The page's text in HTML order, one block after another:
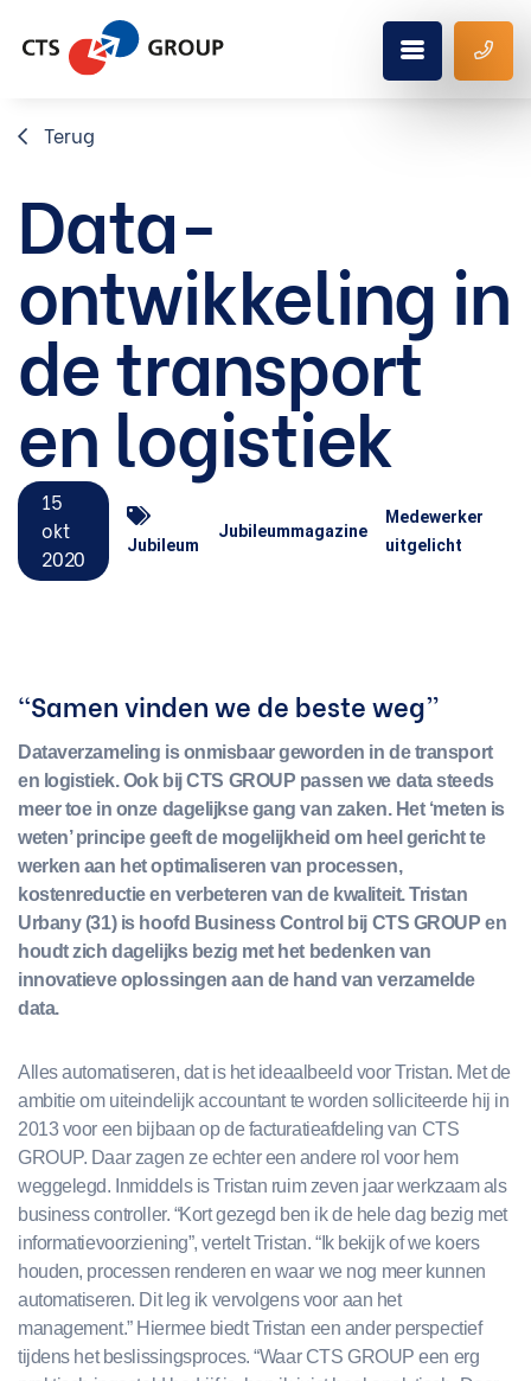
Terug
Data-
ontwikkeling in
de transport
en logistiek
15
okt
2020
Jubileum
Jubileummagazine
Medewerker
uitgelicht
“Samen vinden we de beste weg”
Dataverzameling is onmisbaar geworden in de transport
en logistiek. Ook bij CTS GROUP passen we data steeds
meer toe in onze dagelijkse gang van zaken. Het ‘meten is
weten’ principe geeft de mogelijkheid om heel gericht te
werken aan het optimaliseren van processen,
kostenreductie en verbeteren van de kwaliteit. Tristan
Urbany (31) is hoofd Business Control bij CTS GROUP en
houdt zich dagelijks bezig met het bedenken van
innovatieve oplossingen aan de hand van verzamelde
data.
Alles automatiseren, dat is het ideaalbeeld voor Tristan. Met de
ambitie om uiteindelijk accountant te worden solliciteerde hij in
2013 voor een bijbaan op de facturatieafdeling van CTS
GROUP. Daar zagen ze echter een andere rol voor hem
weggelegd. Inmiddels is Tristan ruim zeven jaar werkzaam als
business controller. “Kort gezegd ben ik de hele dag bezig met
informatievoorziening”, vertelt Tristan. “Ik bekijk of we koers
houden, processen renderen en waar we nog meer kunnen
automatiseren. Dit leg ik vervolgens voor aan het
management.” Hiermee biedt Tristan een ander perspectief
tijdens het beslissingsproces. “Waar CTS GROUP een erg